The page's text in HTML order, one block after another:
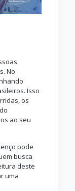
No
Isso
os
ao seu
pode
busca
deste
uma